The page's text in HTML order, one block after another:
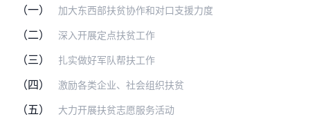
（一）
加大东西部扶贫协作和对口支援力度
（二） 深入开展定点扶贫工作
（三） 扎实做好军队帮扶工作
（四） 激励各类企业、社会组织扶贫
（五） 大力开展扶贫志愿服务活动